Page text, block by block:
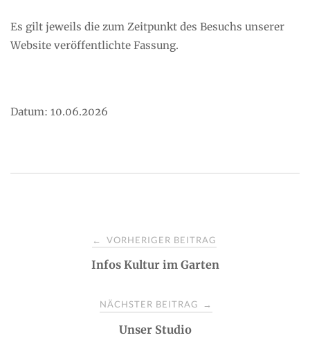
Es gilt jeweils die zum Zeitpunkt des Besuchs unserer
Website veröffentlichte Fassung.
Datum: 10.06.2026
← VORHERIGER BEITRAG
Infos Kultur im Garten
NÄCHSTER BEITRAG →
Unser Studio